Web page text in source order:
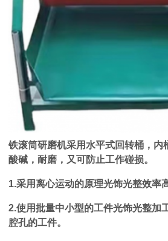
铁滚筒研磨机采用水平式回转桶，内
酸碱，耐磨，又可防止工作碰损。
1.采用离心运动的原理光饰光整效率
2.使用批量中小型的工件光饰光整加
腔孔的工件。